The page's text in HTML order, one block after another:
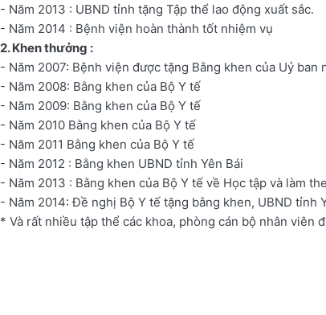
- Năm 2013 : UBND tỉnh tặng Tập thể lao động xuất sắc.
- Năm 2014 : Bệnh viện hoàn thành tốt nhiệm vụ
2. Khen thưởng :
- Năm 2007: Bệnh viện được tặng Bằng khen của Uỷ ban
- Năm 2008: Bằng khen của Bộ Y tế
- Năm 2009: Bằng khen của Bộ Y tế
- Năm 2010 Bằng khen của Bộ Y tế
- Năm 2011 Bằng khen của Bộ Y tế
- Năm 2012 : Bằng khen UBND tỉnh Yên Bái
- Năm 2013 : Bằng khen của Bộ Y tế về Học tập và làm
- Năm 2014: Đề nghị Bộ Y tế tặng bằng khen, UBND tỉnh
* Và rất nhiều tập thể các khoa, phòng cán bộ nhân viên